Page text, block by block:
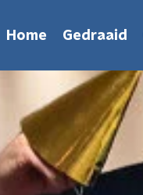
Home Gedraaid